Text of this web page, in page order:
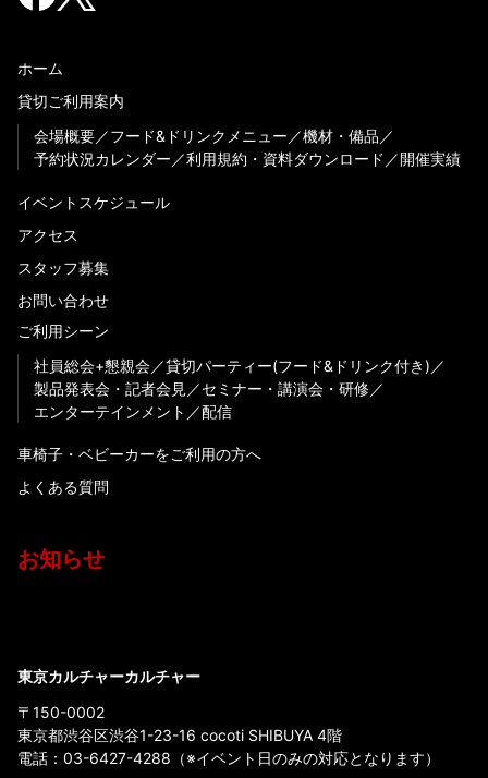
ホーム
貸切ご利用案内
会場概要
フード&ドリンクメニュー
機材・備品
予約状況カレンダー
利用規約・資料ダウンロード 開催実績
イベントスケジュール
アクセス
スタッフ募集
お問い合わせ
ご利用シーン
社員総会+懇親会
貸切パーティー(フード&ドリンク付き)
製品発表会・記者会見
セミナー・講演会・研修
エンターテインメント
配信
車椅子・ベビーカーをご利用の方へ
よくある質問
お知らせ
東京カルチャーカルチャー
〒150-0002
東京都渋谷区渋谷1-23-16 cocoti SHIBUYA 4階
電話： 03-6427-4288 （※イベント日のみの対応となります）